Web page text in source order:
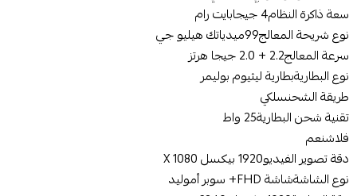
سعة ذاكرة النظام4 جيجابايت رام
نوع شريحة المعالج99ميدياتك هيليو جي
سرعة المعالج2.2 + 2.0 جيجا هرتز
نوع البطارية‎بطارية ليثيوم بوليمر‎
طريقة الشحنسلكي
تقنية شحن البطارية25 واط
فلاشنعم
دقة تصوير الفيديو1920 بيكسل X 1080
نوع الشاشة‎شاشة FHD+ سوبر أموليد‎